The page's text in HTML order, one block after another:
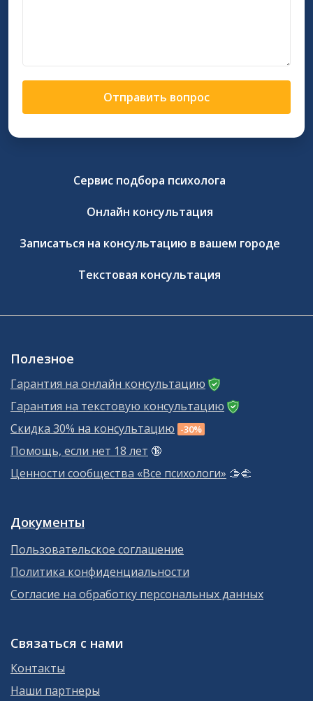
Отправить вопрос
Сервис подбора психолога
Онлайн консультация
Записаться на консультацию в вашем городе
Текстовая консультация
Полезное
Гарантия на онлайн консультацию
Гарантия на текстовую консультацию
Скидка 30% на консультацию -30%
Помощь, если нет 18 лет 🔞
Ценности сообщества «Все психологи» 🫱‍🫲
Документы
Пользовательское соглашение
Политика конфиденциальности
Согласие на обработку персональных данных
Связаться с нами
Контакты
Наши партнеры